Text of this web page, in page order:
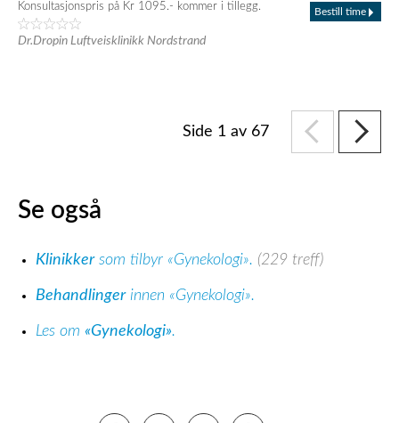
Konsultasjonspris på Kr 1095.- kommer i tillegg.
Dr.Dropin Luftveisklinikk Nordstrand
Bestill time
Side 1 av 67
Se også
Klinikkersom tilbyr «Gynekologi». (229 treff)
Behandlingerinnen «Gynekologi».
Les om «Gynekologi».